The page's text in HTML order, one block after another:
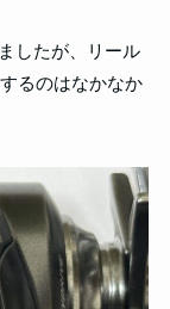
したが、リール
るのはなかなか